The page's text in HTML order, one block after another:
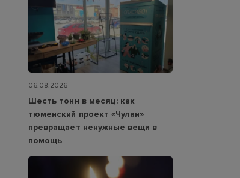
06.08.2026
Шесть тонн в месяц: как
тюменский проект «Чулан»
превращает ненужные вещи в
помощь